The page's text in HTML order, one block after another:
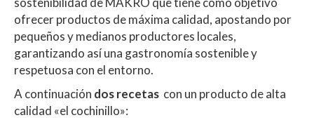
ofrecer productos de máxima calidad, apostando por
pequeños y medianos productores locales,
garantizando así una gastronomía sostenible y
respetuosa con el entorno.
A continuación dos recetas con un producto de alta
calidad «el cochinillo»: